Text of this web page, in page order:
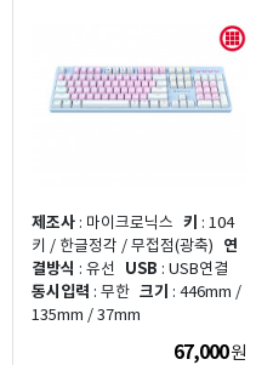
제조사 : 마이크로닉스 키 : 104
키 / 한글정각 / 무접점(광축) 연
결방식 : 유선 USB : USB연결
동시입력 : 무한 크기 : 446mm /
135mm / 37mm
67,000원